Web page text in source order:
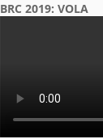
BRC 2019: VOLA